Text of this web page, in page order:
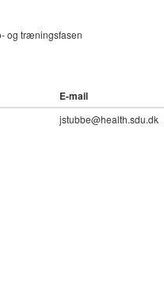
og træningsfasen
E-mail
jstubbe@health.sdu.dk